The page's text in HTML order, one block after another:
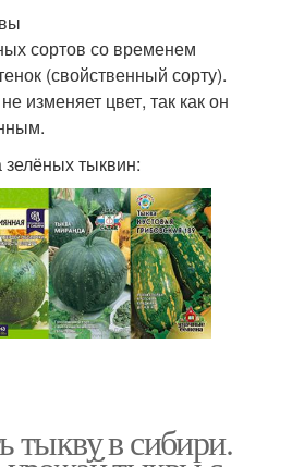
сортов со временем
(свойственный сорту).
изменяет цвет, так как он
тыквин:
тыкву в сибири.